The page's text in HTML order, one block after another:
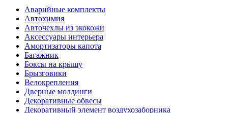
Аварийные комплекты
Автохимия
Авточехлы из экокожи
Аксессуары интерьера
Амортизаторы капота
Багажник
Боксы на крышу
Брызговики
Велокрепления
Дверные молдинги
Декоративные обвесы
Декоративный элемент воздухозаборника